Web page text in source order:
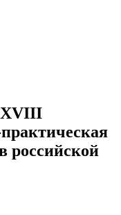
XVIII
российской